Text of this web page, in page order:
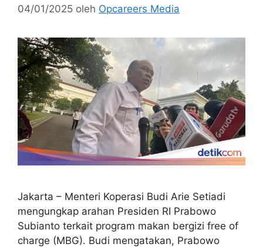
04/01/2025 oleh Opcareers Media
Jakarta – Menteri Koperasi Budi Arie Setiadi
mengungkap arahan Presiden RI Prabowo
Subianto terkait program makan bergizi free of
charge (MBG). Budi mengatakan, Prabowo